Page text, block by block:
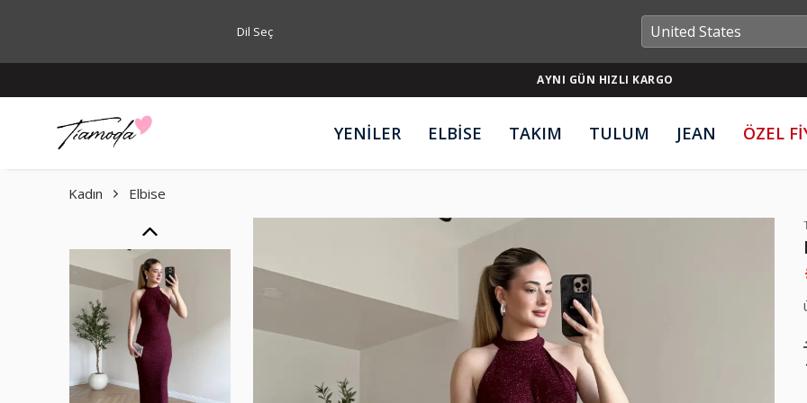
Dil Seç
AYNI GÜN HIZLI KARGO
YENİLER ELBİSE TAKIM TULUM JEAN ÖZEL
Kadın Elbise